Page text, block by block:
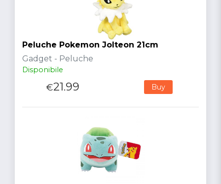
Peluche Pokemon Jolteon 21cm
Gadget - Peluche
Disponibile
€21.99 Buy